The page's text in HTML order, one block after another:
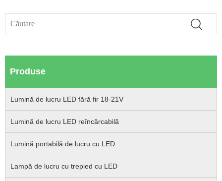
Produse
Lumină de lucru LED fără fir 18-21V
Lumină de lucru LED reîncărcabilă
Lumină portabilă de lucru cu LED
Lampă de lucru cu trepied cu LED